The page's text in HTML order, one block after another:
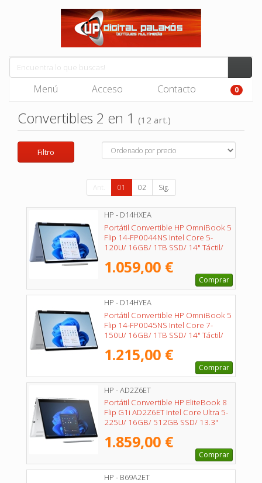
Menú Acceso Contacto 0
Convertibles 2 en 1 (12 art.)
Filtro
Ant. 01 02 Sig.
HP - D14HXEA
Portátil Convertible HP OmniBook 5
Flip 14-FP0044NS Intel Core 5-
120U/ 16GB/ 1TB SSD/ 14" Táctil/
1.059,00 €
Comprar
HP - D14HYEA
Portátil Convertible HP OmniBook 5
Flip 14-FP0045NS Intel Core 7-
150U/ 16GB/ 1TB SSD/ 14" Táctil/
1.215,00 €
Comprar
HP - AD2Z6ET
Portátil Convertible HP EliteBook 8
Flip G1i AD2Z6ET Intel Core Ultra 5-
225U/ 16GB/ 512GB SSD/ 13.3"
1.859,00 €
Comprar
HP - B69A2ET